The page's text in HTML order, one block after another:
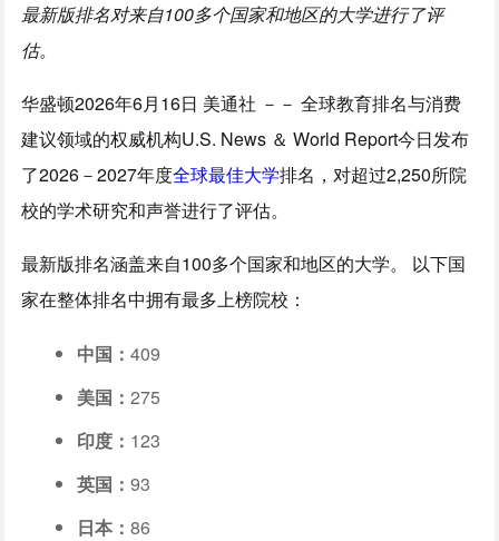
最新版排名对来自100多个国家和地区的大学进行了评
估。
华盛顿2026年6月16日 美通社 －－ 全球教育排名与消费
建议领域的权威机构U.S. News ＆ World Report今日发布
了2026－2027年度全球最佳大学排名，对超过2,250所院
校的学术研究和声誉进行了评估。
最新版排名涵盖来自100多个国家和地区的大学。 以下国
家在整体排名中拥有最多上榜院校：
中国：409
美国：275
印度： 123
英国：93
日本：86